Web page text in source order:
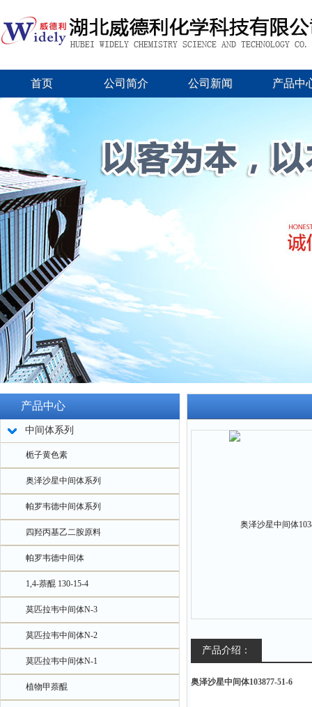
首页 公司简介 公司新闻 产品中
产品中心
中间体系列
栀子黄色素
奥泽沙星中间体系列
帕罗韦德中间体系列
四羟丙基乙二胺原料
帕罗韦德中间体
1,4-萘醌 130-15-4
莫匹拉韦中间体N-3
莫匹拉韦中间体N-2
莫匹拉韦中间体N-1
植物甲萘醌
产品介绍：
奥泽沙星中间体103877-51-6